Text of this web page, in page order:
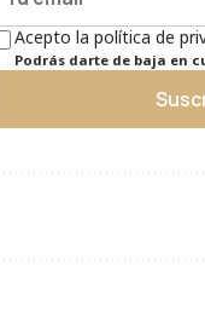
Acepto la política de
Podrás darte de baja en